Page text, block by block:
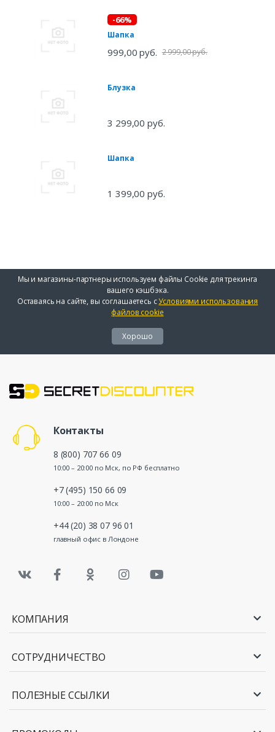
-66%
Шапка
999,00 руб. 2 999,00 руб.
Блузка
3 299,00 руб.
Шапка
1 399,00 руб.
Мы и магазины-партнеры используем файлы Cookie для трекинга
вашего кэшбэка.
Оставаясь на сайте, вы соглашаетесь сУсловиями использования
файлов cookie
Хорошо
Контакты
8 (800) 707 66 09
10:00 – 20:00 по Мск, по РФ бесплатно
+7 (495) 150 66 09
10:00 – 20:00 по Мск
+44 (20) 38 07 96 01
главный офис в Лондоне
КОМПАНИЯ
СОТРУДНИЧЕСТВО
ПОЛЕЗНЫЕ ССЫЛКИ